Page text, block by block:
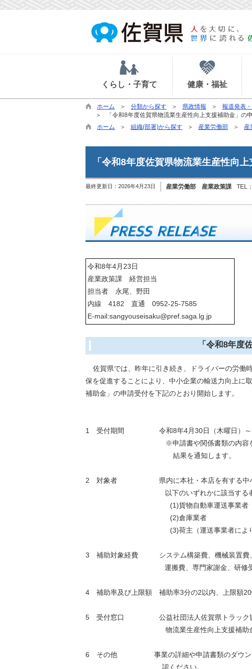
くらし・子育て 健康・福祉
ホーム 分類から探す 県政情報 報道発表
「令和8年度佐賀県物流業生産性向上支援補助金」の
ホーム
組織(部署)から探す 産業労働部 産
「令和8年度佐賀県物流業生産性向
最終更新日： 2026年4月23日 産業労働部 産業政策課 TEL
令和8年4月23日
産業政策課 経営担当
担当者 永尾、野田
内線 4182 直通 0952-25-7585
E-mail:sangyouseisaku@pref.saga.lg.jp
「令和8年度
佐賀県では、昨年に引き続き、ドライバーの労働
保を促進することにより、中小企業の輸送力向上に
補助金」の申請受付を下記のとおり開始します。
1 受付期間 令和8年4月30日（木曜日）～令
※申請書や関係書類の内容
結果を通知します。
2 対象者 県内に本社・本店を有する中小・
以下のいずれかに該当する
(1)貨物自動車運送事業者
(2)倉庫業者
(3)荷主（運送事業者によ
3 補助対象経費 システム構築費、機械装置費、
運搬費、専門家謝金、研
4 補助率及び上限額 補助率3分の2以内、上限額
5 受付窓口 公益社団法人佐賀県トラック
物流業生産性向上支援補
6 その他 事業の詳細や申請書類のダウンロード
認ください。